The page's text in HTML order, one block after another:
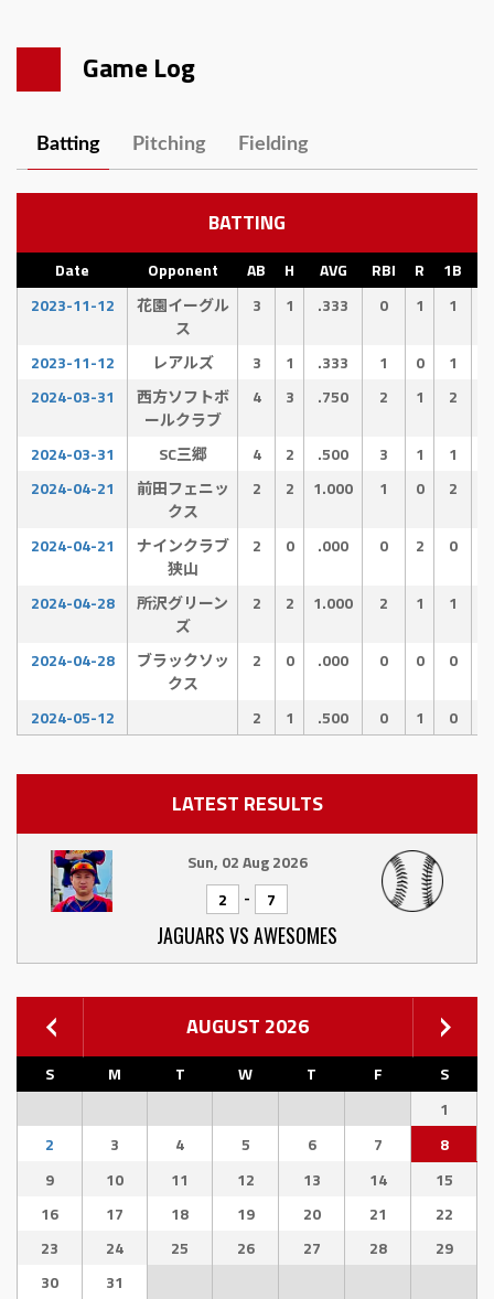
Game Log
Batting Pitching Fielding
BATTING
Date Opponent AB H AVG RBI R 1B
2023-11-12
花園イーグル
ス
3 1 .333 0 1 1
2023-11-12 レアルズ 3 1 .333 1 0 1
2024-03-31
西方ソフトボ
ールクラブ
4 3 .750 2 1 2
2024-03-31 SC三郷 4 2 .500 3 1 1
2024-04-21
前田フェニッ
クス
2 2 1.000 1 0 2
2024-04-21
ナインクラブ
狭山
2 0 .000 0 2 0
2024-04-28
所沢グリーン
ズ
2 2 1.000 2 1 1
2024-04-28
ブラックソッ
クス
2 0 .000 0 0 0
2024-05-12 2 1 .500 0 1 0
LATEST RESULTS
Sun, 02 Aug 2026
2
- 7
JAGUARS VS AWESOMES
AUGUST 2026
S M T W T F
S
1
2
3 4 5 6 7
8
9
10 11 12 13 14
15
16
17 18 19 20 21
22
23
24 25 26 27 28
29
30
31